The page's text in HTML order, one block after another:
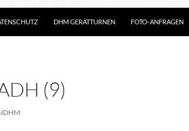
DHM GERÄTTURNEN FOTO-ANFRAGEN
(9)